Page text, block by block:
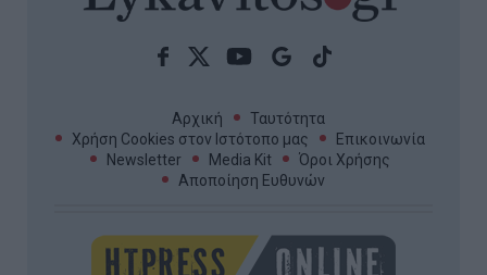
Αρχική
Ταυτότητα
Χρήση Cookies στον Ιστότοπο μας
Επικοινωνία
Newsletter
Media Kit
Όροι Χρήσης
Αποποίηση Ευθυνών